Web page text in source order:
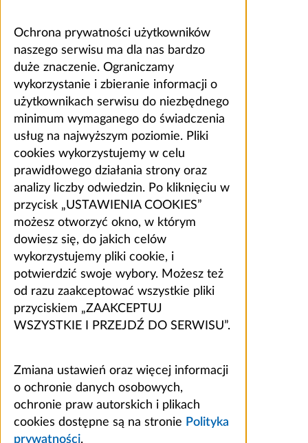
Ochrona prywatności użytkowników
naszego serwisu ma dla nas bardzo
duże znaczenie. Ograniczamy
wykorzystanie i zbieranie informacji o
użytkownikach serwisu do niezbędnego
minimum wymaganego do świadczenia
usług na najwyższym poziomie. Pliki
cookies wykorzystujemy w celu
prawidłowego działania strony oraz
analizy liczby odwiedzin. Po kliknięciu w
przycisk „USTAWIENIA COOKIES”
możesz otworzyć okno, w którym
dowiesz się, do jakich celów
wykorzystujemy pliki cookie, i
potwierdzić swoje wybory. Możesz też
od razu zaakceptować wszystkie pliki
przyciskiem „ZAAKCEPTUJ
WSZYSTKIE I PRZEJDŹ DO SERWISU”.
Zmiana ustawień oraz więcej informacji
o ochronie danych osobowych,
ochronie praw autorskich i plikach
cookies dostępne są na stronie Polityka
prywatności.